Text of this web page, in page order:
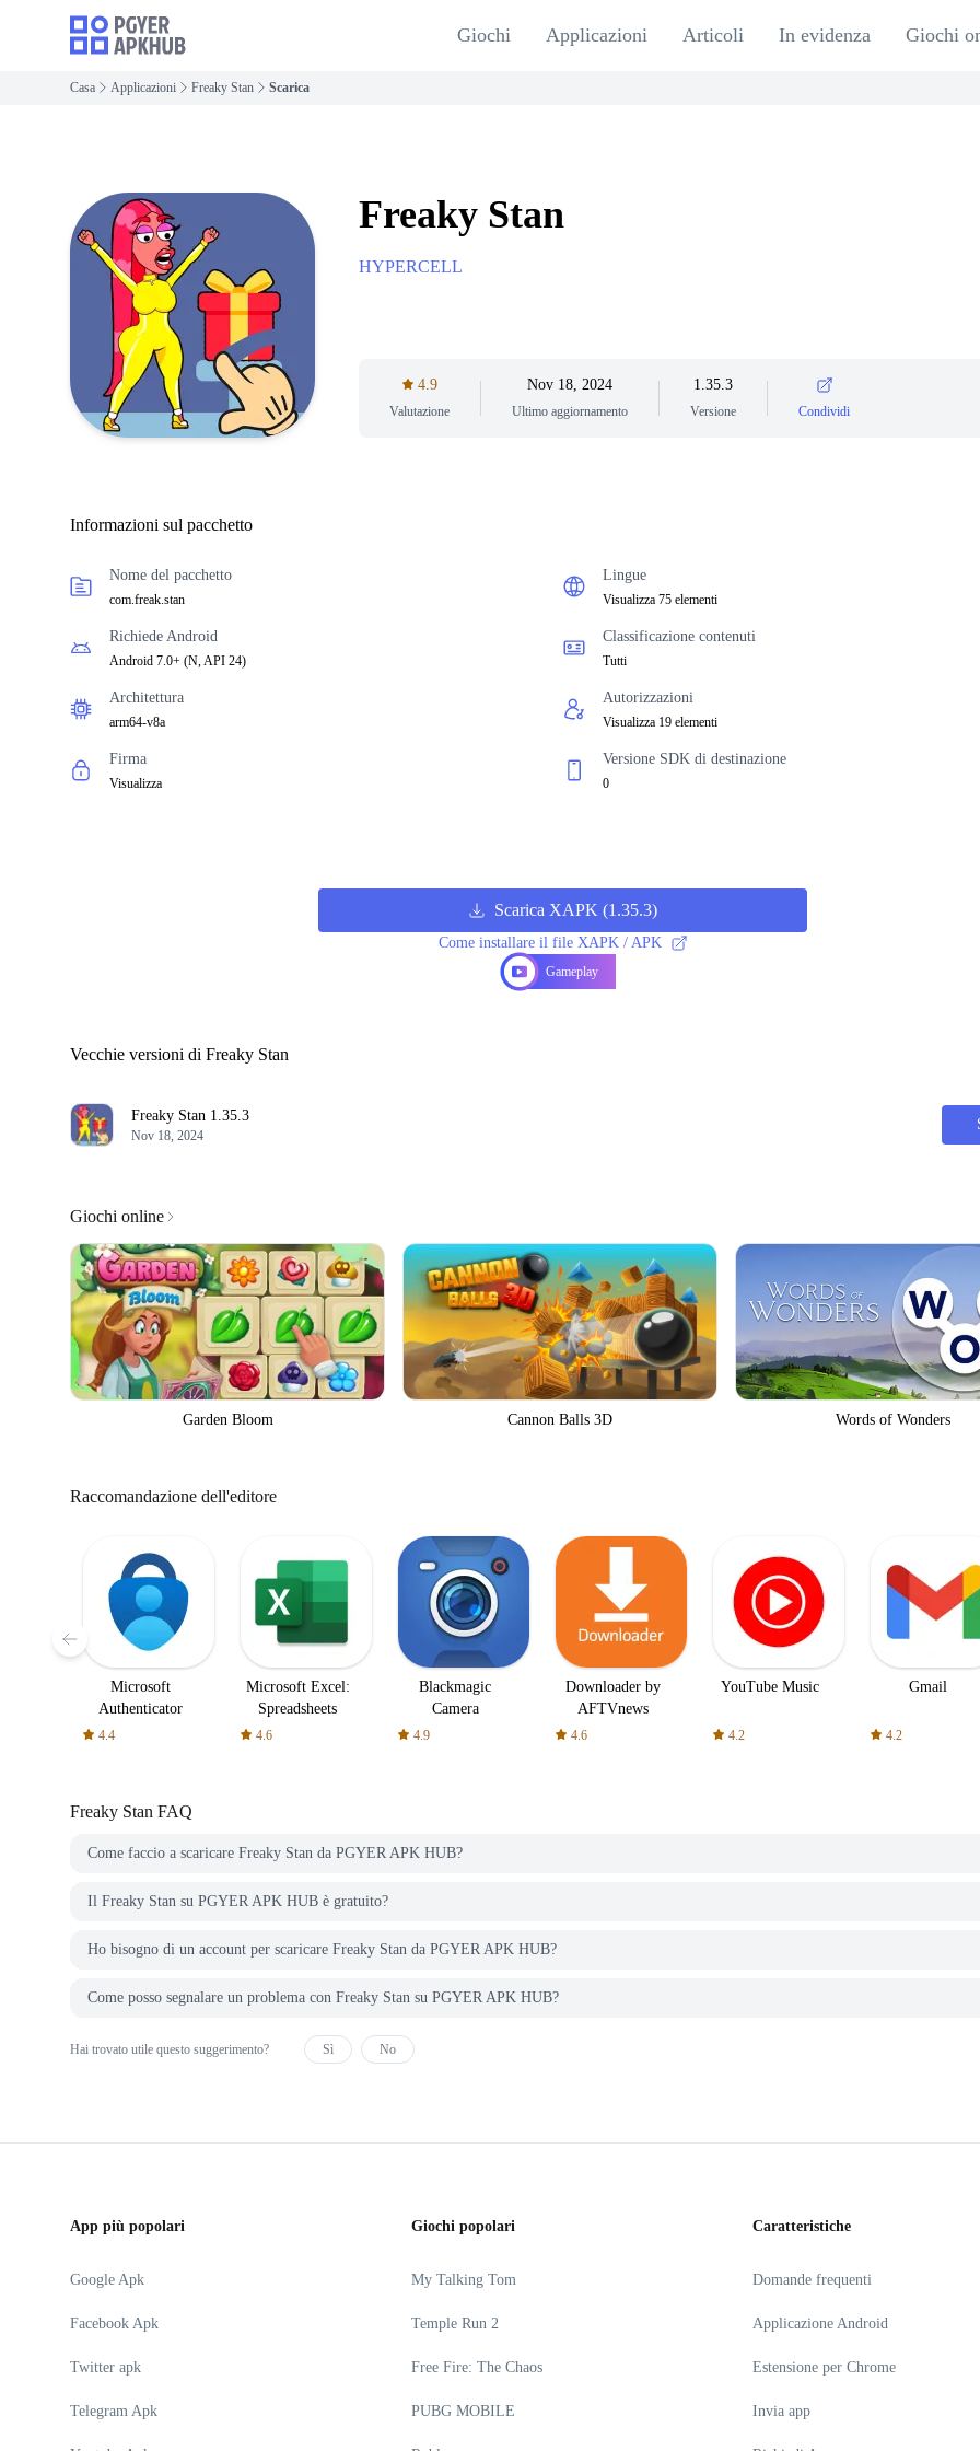
Giochi Applicazioni Articoli In evidenza Giochi
Casa Applicazioni Freaky Stan Scarica
Freaky Stan
HYPERCELL
4.9
Valutazione
Nov 18, 2024
Ultimo aggiornamento
1.35.3
Versione Condividi
Informazioni sul pacchetto
Nome del pacchetto
com.freak.stan
Lingue
Visualizza 75 elementi
Richiede Android
Android 7.0+ (N, API 24)
Classificazione contenuti
Tutti
Architettura
arm64-v8a
Autorizzazioni
Visualizza 19 elementi
Firma
Visualizza
Versione SDK di destinazione
0
Scarica XAPK (1.35.3)
Come installare il file XAPK / APK
Gameplay
Vecchie versioni di Freaky Stan
Freaky Stan 1.35.3
Nov 18, 2024
Giochi online
Garden Bloom Cannon Balls 3D Words of Wonders
Raccomandazione dell'editore
Microsoft
Authenticator
4.4
Microsoft Excel:
Spreadsheets
4.6
Blackmagic
Camera
4.9
Downloader by
AFTVnews
4.6
YouTube Music
4.2
Gmail
4.2
Freaky Stan FAQ
Come faccio a scaricare Freaky Stan da PGYER APK HUB?
Il Freaky Stan su PGYER APK HUB è gratuito?
Ho bisogno di un account per scaricare Freaky Stan da PGYER APK HUB?
Come posso segnalare un problema con Freaky Stan su PGYER APK HUB?
Hai trovato utile questo suggerimento? Sì No
App più popolari
Google Apk
Facebook Apk
Twitter apk
Telegram Apk
Giochi popolari
My Talking Tom
Temple Run 2
Free Fire: The Chaos
PUBG MOBILE
Caratteristiche
Domande frequenti
Applicazione Android
Estensione per Chrome
Invia app